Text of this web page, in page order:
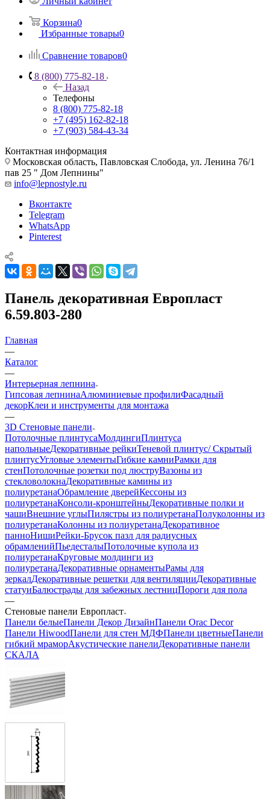
Корзина0
Избранные товары0
Сравнение товаров0
8 (800) 775-82-18
Назад
Телефоны
8 (800) 775-82-18
+7 (495) 162-82-18
+7 (903) 584-43-34
Контактная информация
Московская область, Павловская Слобода, ул. Ленина 76/1
пав 25 " Дом Лепнины"
info@lepnostyle.ru
Вконтакте
Telegram
WhatsApp
Pinterest
Панель декоративная Европласт
6.59.803-280
Главная
—
Каталог
—
Интерьерная лепнина
Гипсовая лепнинаАлюминиевые профилиФасадный
декорКлеи и инструменты для монтажа
—
3D Стеновые панели
Потолочные плинтусаМолдингиПлинтуса
напольныеДекоративные рейкиТеневой плинтус/ Скрытый
плинтусУгловые элементыГибкие камниРамки для
стенПотолочные розетки под люструВазоны из
стекловолокнаДекоративные камины из
полиуретанаОбрамление дверейКессоны из
полиуретанаКонсоли-кронштейныДекоративные полки и
чашиВнешние углыПилястры из полиуретанаПолуколонны из
полиуретанаКолонны из полиуретанаДекоративное
панноНишиРейки-Брусок пазл для радиусных
обрамленийПьедесталыПотолочные купола из
полиуретанаКруговые молдинги из
полиуретанаДекоративные орнаментыРамы для
зеркалДекоративные решетки для вентиляцииДекоративные
статуиБалюстрады для забежных лестницПороги для пола
—
Стеновые панели Европласт
Панели белыеПанели Декор ДизайнПанели Orac Decor
Панели HiwoodПанели для стен МДФПанели цветныеПанели
гибкий мраморАкустические панелиДекоративные панели
СКАЛА